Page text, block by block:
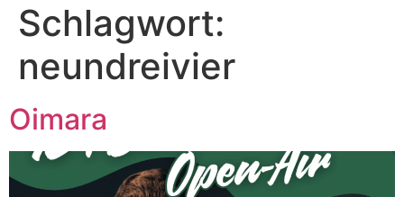
Schlagwort:
neundreivier
Oimara